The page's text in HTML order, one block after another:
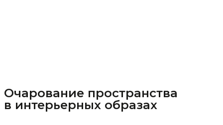
Очарование пространства
в интерьерных образах